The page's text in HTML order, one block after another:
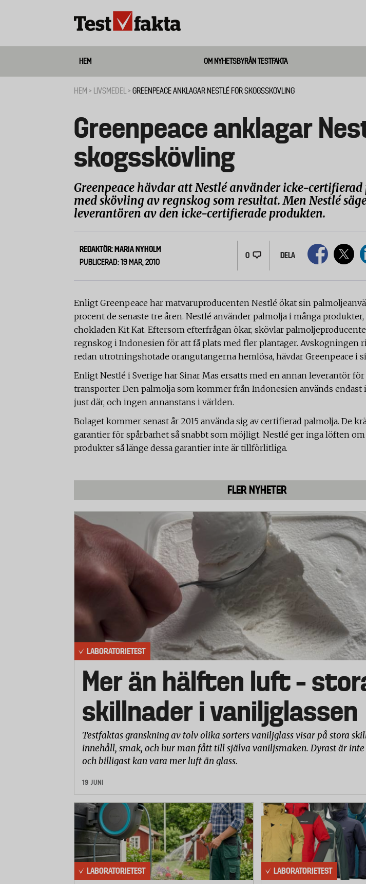
Media
HEM OM NYHETSBYRÅN TESTFAKTA
HEM LIVSMEDEL GREENPEACE ANKLAGAR NESTLÉ FÖR SKOGSSKÖVLING
Greenpeace anklagar
skogsskövling
Greenpeace hävdar att Nestlé använder icke-
med skövling av regnskog som resultat. Men Nestlé
leverantören av den icke-certifierade produkten.
REDAKTÖR: MARIA NYHOLM
PUBLICERAD: 19 MAR, 2010
0 DELA
Enligt Greenpeace har matvaruproducenten Nestlé ökat sin
procent de senaste tre åren. Nestlé använder palmolja i många
chokladen Kit Kat. Eftersom efterfrågan ökar, skövlar
regnskog i Indonesien för att få plats med fler plantager. Avskogningen
redan utrotningshotade orangutangerna hemlösa, hävdar Greenpeace i
Enligt Nestlé i Sverige har Sinar Mas ersatts med en annan leverantör
transporter. Den palmolja som kommer från Indonesien används endast
just där, och ingen annanstans i världen.
Bolaget kommer senast år 2015 använda sig av certifierad palmolja. De
garantier för spårbarhet så snabbt som möjligt. Nestlé ger inga löften
produkter så länge dessa garantier inte är tillförlitliga.
FLER NYHETER
LABORATORIETEST
Mer än hälften luft –
skillnader i vaniljglassen
Testfaktas granskning av tolv olika sorters vaniljglass visar på stora
innehåll, smak, och hur man fått till själva vaniljsmaken. Dyrast är
och billigast kan vara mer luft än glass.
19 JUNI
LABORATORIETEST LABORATORIETEST